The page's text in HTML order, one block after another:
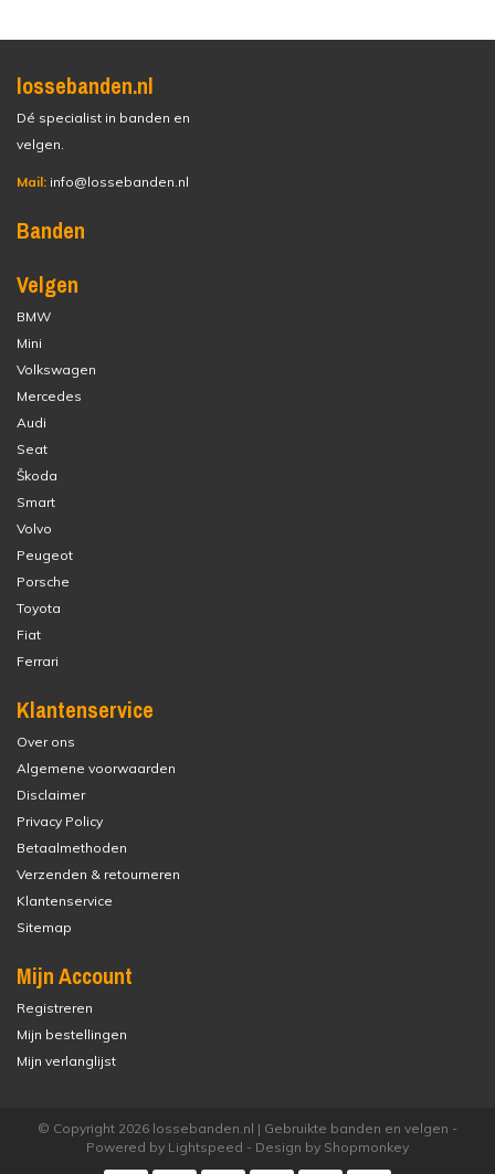
lossebanden.nl
Dé specialist in banden en
velgen.
Mail: info@lossebanden.nl
Banden
Velgen
BMW
Mini
Volkswagen
Mercedes
Audi
Seat
Škoda
Smart
Volvo
Peugeot
Porsche
Toyota
Fiat
Ferrari
Klantenservice
Over ons
Algemene voorwaarden
Disclaimer
Privacy Policy
Betaalmethoden
Verzenden & retourneren
Klantenservice
Sitemap
Mijn Account
Registreren
Mijn bestellingen
Mijn verlanglijst
© Copyright 2026 lossebanden.nl | Gebruikte banden en velgen -
Powered by Lightspeed - Design by Shopmonkey